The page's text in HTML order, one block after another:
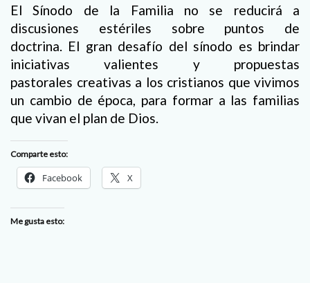
El Sínodo de la Familia no se reducirá a
discusiones estériles sobre puntos de
doctrina. El gran desafío del sínodo es brindar
iniciativas valientes y propuestas
pastorales creativas a los cristianos que vivimos
un cambio de época, para formar a las familias
que vivan el plan de Dios.
Comparte esto:
Facebook X
Me gusta esto: